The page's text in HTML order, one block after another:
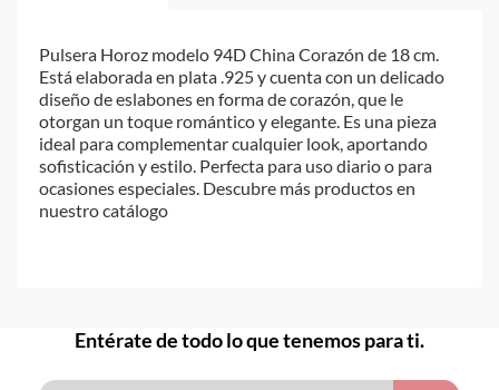
Pulsera Horoz modelo 94D China Corazón de 18 cm.
Está elaborada en plata .925 y cuenta con un delicado
diseño de eslabones en forma de corazón, que le
otorgan un toque romántico y elegante. Es una pieza
ideal para complementar cualquier look, aportando
sofisticación y estilo. Perfecta para uso diario o para
ocasiones especiales. Descubre más productos en
nuestro catálogo
Entérate de todo lo que tenemos para ti.